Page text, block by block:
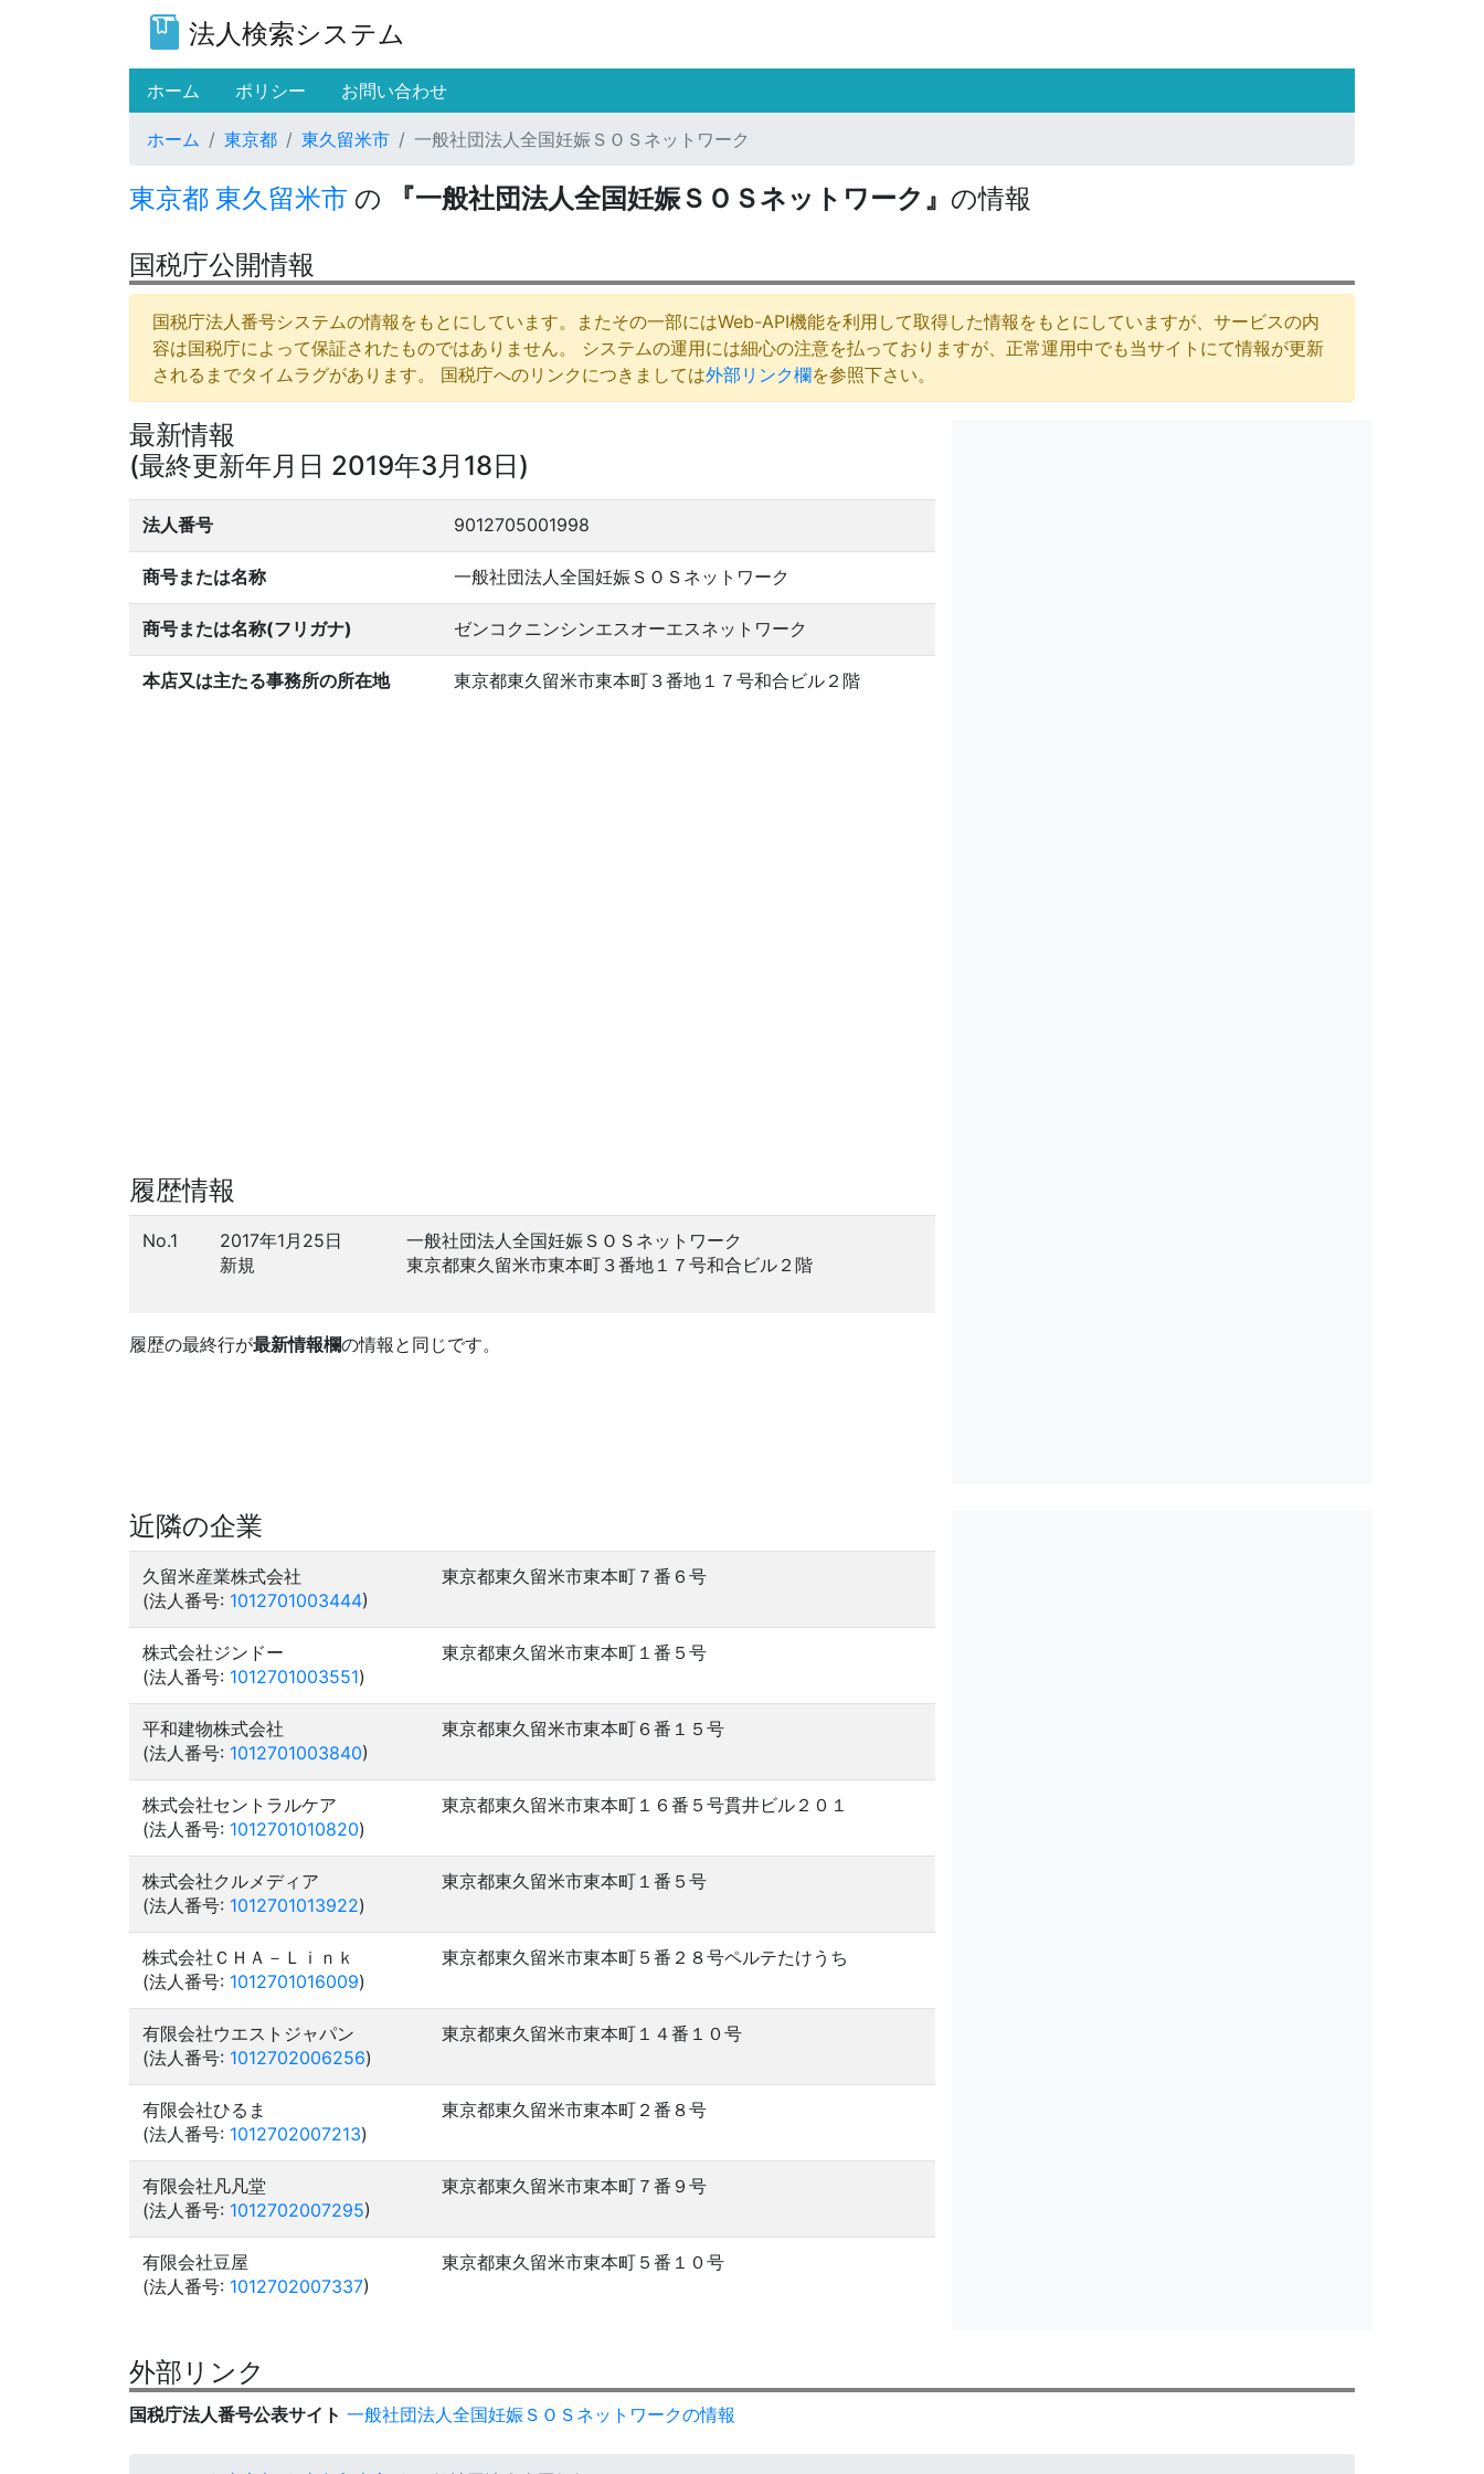
法人検索システム
ホーム (current)
ポリシー お問い合わせ
ホーム 東京都 東久留米市 一般社団法人全国妊娠ＳＯＳネットワーク
東京都 東久留米市 の 『一般社団法人全国妊娠ＳＯＳネットワーク』 の情報
国税庁公開情報
国税庁法人番号システムの情報をもとにしています。またその一部にはWeb-API機能を利用して取得した情報をもとにしていますが、サービスの内
容は国税庁によって保証されたものではありません。 システムの運用には細心の注意を払っておりますが、正常運用中でも当サイトにて情報が更新
されるまでタイムラグがあります。 国税庁へのリンクにつきましては外部リンク欄を参照下さい。
最新情報
(最終更新年月日 2019年3月18日)
法人番号 9012705001998
商号または名称 一般社団法人全国妊娠ＳＯＳネットワーク
商号または名称(フリガナ) ゼンコクニンシンエスオーエスネットワーク
本店又は主たる事務所の所在地 東京都東久留米市東本町３番地１７号和合ビル２階
履歴情報
No.1
2017年1月25日
新規
一般社団法人全国妊娠ＳＯＳネットワーク
東京都東久留米市東本町３番地１７号和合ビル２階
履歴の最終行が最新情報欄の情報と同じです。
近隣の企業
久留米産業株式会社
(法人番号: 1012701003444)
東京都東久留米市東本町７番６号
株式会社ジンドー
(法人番号: 1012701003551)
東京都東久留米市東本町１番５号
平和建物株式会社
(法人番号: 1012701003840)
東京都東久留米市東本町６番１５号
株式会社セントラルケア
(法人番号: 1012701010820)
東京都東久留米市東本町１６番５号貫井ビル２０１
株式会社クルメディア
(法人番号: 1012701013922)
東京都東久留米市東本町１番５号
株式会社ＣＨＡ－Ｌｉｎｋ
(法人番号: 1012701016009)
東京都東久留米市東本町５番２８号ペルテたけうち
有限会社ウエストジャパン
(法人番号: 1012702006256)
東京都東久留米市東本町１４番１０号
有限会社ひるま
(法人番号: 1012702007213)
東京都東久留米市東本町２番８号
有限会社凡凡堂
(法人番号: 1012702007295)
東京都東久留米市東本町７番９号
有限会社豆屋
(法人番号: 1012702007337)
東京都東久留米市東本町５番１０号
外部リンク
国税庁法人番号公表サイト 一般社団法人全国妊娠ＳＯＳネットワークの情報